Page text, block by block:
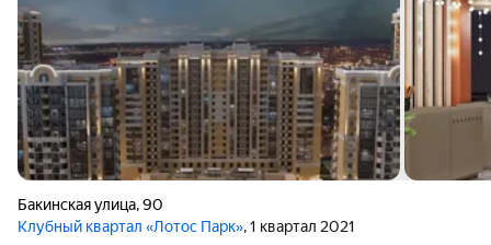
Бакинская улица,90
Клубный квартал «Лотос Парк», 1 квартал 2021